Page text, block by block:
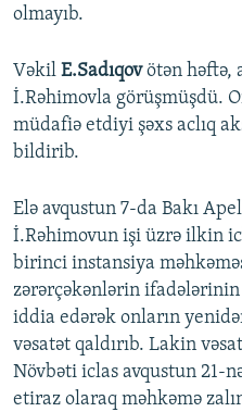
olmayıb.
Vəkil E.Sadıqovötən həftə,
İ.Rəhimovla görüşmüşdü.
müdafiə etdiyi şəxs aclıq
bildirib.
Elə avqustun 7-da Bakı
İ.Rəhimovun işi üzrə ilkin
birinci instansiya
zərərçəkənlərin ifadələrinin
iddia edərək onların
vəsatət qaldırıb. Lakin
Növbəti iclas avqustun 21-
etiraz olaraq məhkəmə